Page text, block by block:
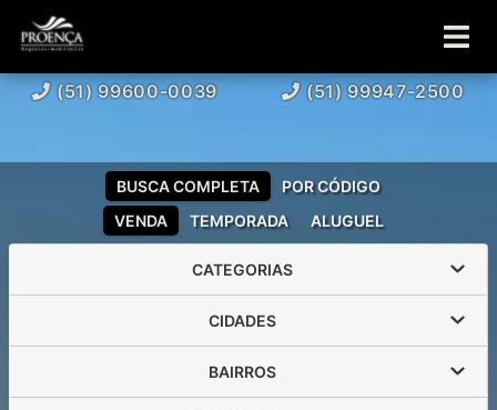
(51) 99600-0039 (51) 99947-2500
VENDA TEMPORADA ALUGUEL
BUSCA COMPLETA POR CÓDIGO
CATEGORIAS
CIDADES
BAIRROS